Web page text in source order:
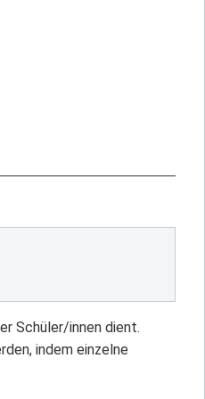
Schüler/innen dient.
indem einzelne